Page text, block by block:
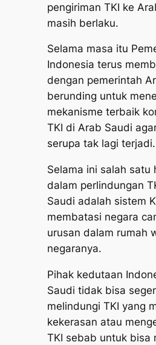
pengiriman TKI ke
masih berlaku.
Selama masa itu
Indonesia terus
dengan pemerintah
berunding untuk
mekanisme terbaik
TKI di Arab Saudi
serupa tak lagi terjadi.
Selama ini salah satu
dalam perlindungan
Saudi adalah sistem
membatasi negara
urusan dalam rumah
negaranya.
Pihak kedutaan
Saudi tidak bisa
melindungi TKI yang
kekerasan atau
TKI sebab untuk bisa